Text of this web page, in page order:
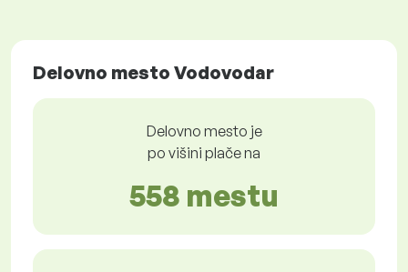
Delovno mesto Vodovodar
Delovno mesto je
po višini plače na
558 mestu